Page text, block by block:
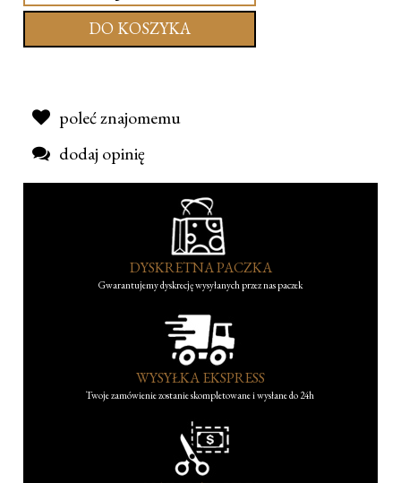
DO KOSZYKA
poleć znajomemu
dodaj opinię
DYSKRETNA PACZKA
Gwarantujemy dyskrecję wysyłanych przez nas paczek
WYSYŁKA EKSPRESS
Twoje zamówienie zostanie skompletowane i wysłane do 24h